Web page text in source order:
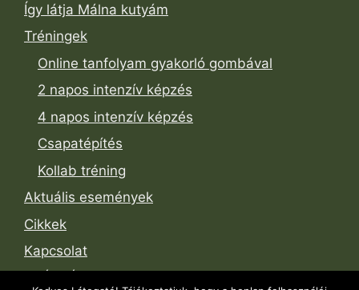
Így látja Málna kutyám
Tréningek
Online tanfolyam gyakorló gombával
2 napos intenzív képzés
4 napos intenzív képzés
Csapatépítés
Kollab tréning
Aktuális események
Cikkek
Kapcsolat